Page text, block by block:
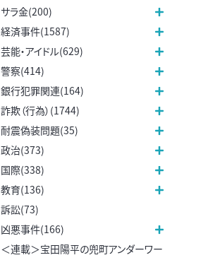
サラ金(200)
経済事件(1587)
芸能・アイドル(629)
警察(414)
銀行犯罪関連(164)
詐欺（行為）(1744)
耐震偽装問題(35)
政治(373)
国際(338)
教育(136)
訴訟(73)
凶悪事件(166)
＜連載＞宝田陽平の兜町アンダーワー